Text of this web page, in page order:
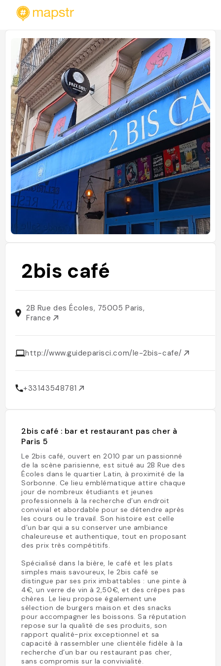
2bis café
2B Rue des Écoles, 75005 Paris,
France
http://www.guideparisci.com/le-2bis-cafe/
+33143548781
2bis café : bar et restaurant pas cher à
Paris 5
Le 2bis café, ouvert en 2010 par un passionné
de la scène parisienne, est situé au 2B Rue des
Écoles dans le quartier Latin, à proximité de la
Sorbonne. Ce lieu emblématique attire chaque
jour de nombreux étudiants et jeunes
professionnels à la recherche d’un endroit
convivial et abordable pour se détendre après
les cours ou le travail. Son histoire est celle
d’un bar qui a su conserver une ambiance
chaleureuse et authentique, tout en proposant
des prix très compétitifs.
Spécialisé dans la bière, le café et les plats
simples mais savoureux, le 2bis café se
distingue par ses prix imbattables : une pinte à
4€, un verre de vin à 2,50€, et des crêpes pas
chères. Le lieu propose également une
sélection de burgers maison et des snacks
pour accompagner les boissons. Sa réputation
repose sur la qualité de ses produits, son
rapport qualité-prix exceptionnel et sa
capacité à rassembler une clientèle fidèle à la
recherche d’un bar ou restaurant pas cher,
sans compromis sur la convivialité.